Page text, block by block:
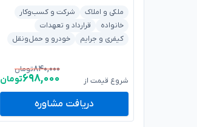
ملکی و املاک
شرکت و کسب‌وکار
خانواده
قرارداد و تعهدات
کیفری و جرایم
خودرو و حمل‌ونقل
شروع قیمت از
۸۴۰,۰۰۰تومان
۶۹۸,۰۰۰تومان
دریافت مشاوره